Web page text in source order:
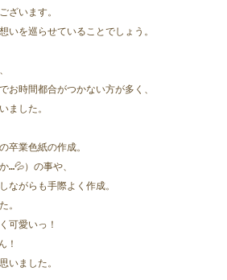
ざいます。
いを巡らせていることでしょう。
お時間都合がつかない方が多く、
ました。
卒業色紙の作成。
…💦）の事や、
ながらも手際よく作成。
。
可愛いっ！
！
いました。